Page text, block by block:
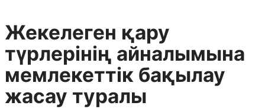
Жекелеген қару
түрлерінің айналымына
мемлекеттік бақылау
жасау туралы